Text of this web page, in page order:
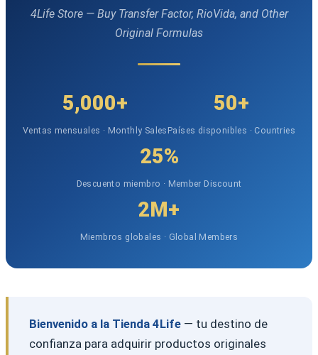
4Life Store — Buy Transfer Factor, RioVida, and Other
Original Formulas
5,000+
Ventas mensuales · Monthly Sales
50+
Países disponibles · Countries
25%
Descuento miembro · Member Discount
2M+
Miembros globales · Global Members
Bienvenido a la Tienda 4Life— tu destino de
confianza para adquirir productos originales